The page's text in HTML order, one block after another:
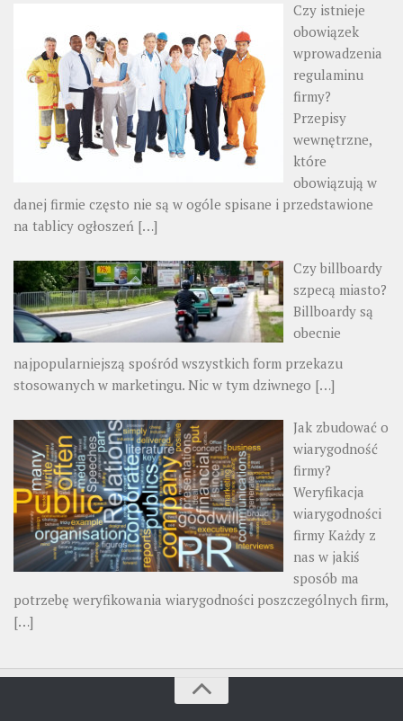
Czy istnieje
obowiązek
wprowadzenia
regulaminu
firmy?
Przepisy
wewnętrzne,
które
obowiązują w
danej firmie często nie są w ogóle spisane i przedstawione
na tablicy ogłoszeń […]
Czy billboardy
szpecą miasto?
Billboardy są
obecnie
najpopularniejszą spośród wszystkich form przekazu
stosowanych w marketingu. Nic w tym dziwnego […]
Jak zbudować o
wiarygodność
firmy?
Weryfikacja
wiarygodności
firmy Każdy z
nas w jakiś
sposób ma
potrzebę weryfikowania wiarygodności poszczególnych firm,
[…]